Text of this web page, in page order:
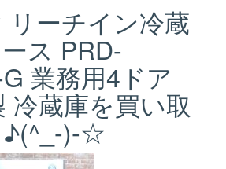
リーチイン冷蔵
ス PRD-
業務用4ドア
冷蔵庫を買い取
♪(^_-)-☆